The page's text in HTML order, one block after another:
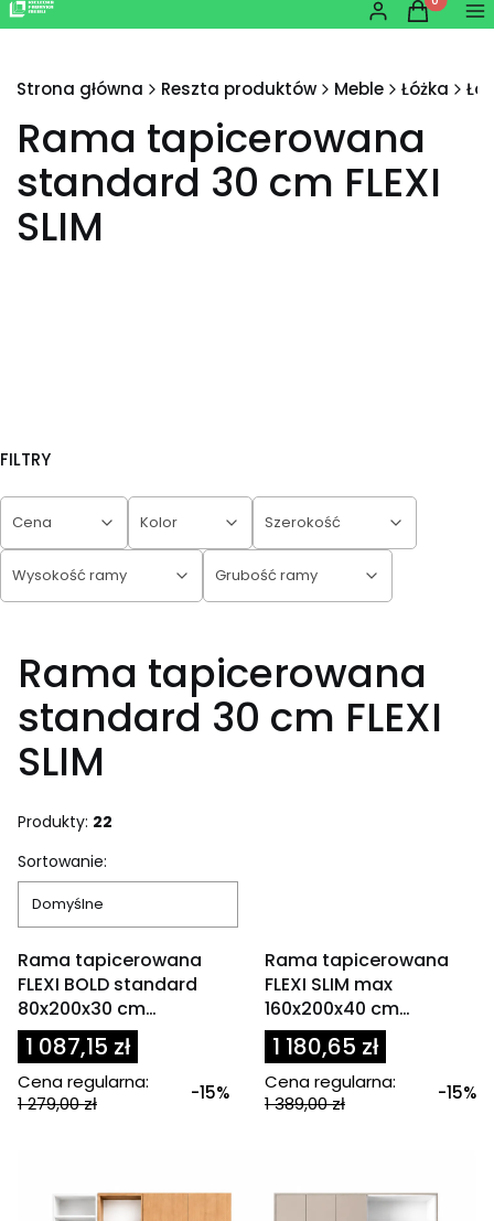
Zaloguj się
Produkty
Koszyk
Strona główna Reszta produktów Meble Łóżka
Rama tapicerowana
standard 30 cm FLEXI
SLIM
FILTRY
Cena Kolor Szerokość
Wysokość ramy Grubość ramy
Rama tapicerowana
standard 30 cm FLEXI
SLIM
Produkty: 22
Lista produktów
Sortowanie:
Domyślne
Rama tapicerowana
FLEXI BOLD standard
80x200x30 cm
granatowa
1 087,15 zł
Cena regularna:
1 279,00 zł
-15%
Rama tapicerowana
FLEXI SLIM max
160x200x40 cm
oliwkowa / zielona
1 180,65 zł
Cena regularna:
1 389,00 zł
-15%